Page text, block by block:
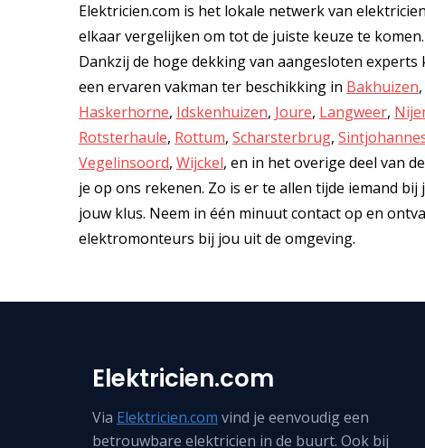
Elektricien.com is het lokale netwerk van
elkaar vergelijken om tot de juiste keuze te
Dankzij de hoge dekking van aangesloten
een ervaren vakman ter beschikking in Bakhuizen,
Haskerhorne, Idskenhuizen, Joure, Langweer,
Rotsterhaule, Rottum, Scharsterbrug,
Vegelinsoord, Wijckel, en in het overige deel van
je op ons rekenen. Zo is er te allen tijde iemand
jouw klus. Neem in één minuut contact op en
elektromonteurs bij jou uit de omgeving.
Elektricien.com
Via Elektricien.com vind je eenvoudig een
betrouwbare elektricien in de buurt. Ook bij